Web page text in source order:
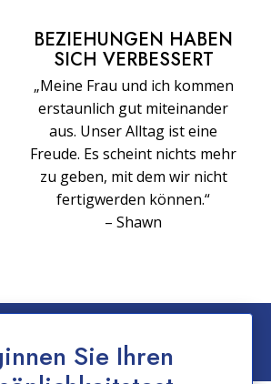
Sie Ihren
BEZIEHUNGEN HABEN
SICH VERBESSERT
„Meine Frau und ich kommen
erstaunlich gut miteinander
aus. Unser Alltag ist eine
Freude. Es scheint nichts mehr
zu geben, mit dem wir nicht
fertigwerden können.“
– Shawn
Erklärung